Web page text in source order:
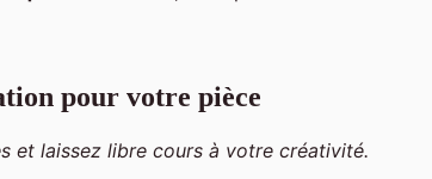
pour votre pièce
et laissez libre cours à votre créativité.